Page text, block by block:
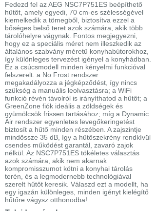
Fedezd fel az AEG NSC7P751ES beépíthető
hűtőt, amely egyedi, 70 cm-es szélességével
kiemelkedik a tömegből, biztosítva ezzel a
bőséges belső teret azok számára, akik több
tárolóhelyre vágynak. Fontos megjegyezni,
hogy ez a speciális méret nem illeszkedik az
általános szabvány méretű konyhabútorokhoz,
így különleges tervezést igényel a konyhádban.
Ez a csúcsmodell minden kényelmi funkcióval
felszerelt: a No Frost rendszer
megakadályozza a jégképződést, így nincs
szükség a manuális leolvasztásra; a WiFi
funkció révén távolról is irányíthatod a hűtőt; a
GreenZone fiók ideális a zöldségek és
gyümölcsök frissen tartásához; míg a Dynamic
Air rendszer egyenletes levegőkeringetést
biztosít a hűtő minden részében. A zajszintje
mindössze 35 dB, így a hűtőszekrény rendkívül
csendes működést garantál, zavaró zajok
nélkül. Az NSC7P751ES tökéletes választás
azok számára, akik nem akarnak
kompromisszumot kötni a konyhai tárolás
terén, és a legmodernebb technológiával
szerelt hűtőt keresik. Válaszd ezt a modellt, ha
egy igazán különleges, minden igényt kielégítő
hűtőre vágysz otthonodba!